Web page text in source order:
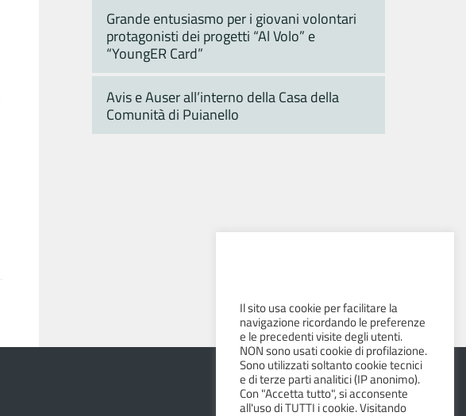
Grande entusiasmo per i giovani volontari
protagonisti dei progetti “Al Volo” e
“YoungER Card”
Avis e Auser all’interno della Casa della
Comunità di Puianello
Il sito usa cookie per facilitare la
navigazione ricordando le preferenze
e le precedenti visite degli utenti.
NON sono usati cookie di profilazione.
Sono utilizzati soltanto cookie tecnici
e di terze parti analitici (IP anonimo).
Con "Accetta tutto", si acconsente
all'uso di TUTTI i cookie. Visitando